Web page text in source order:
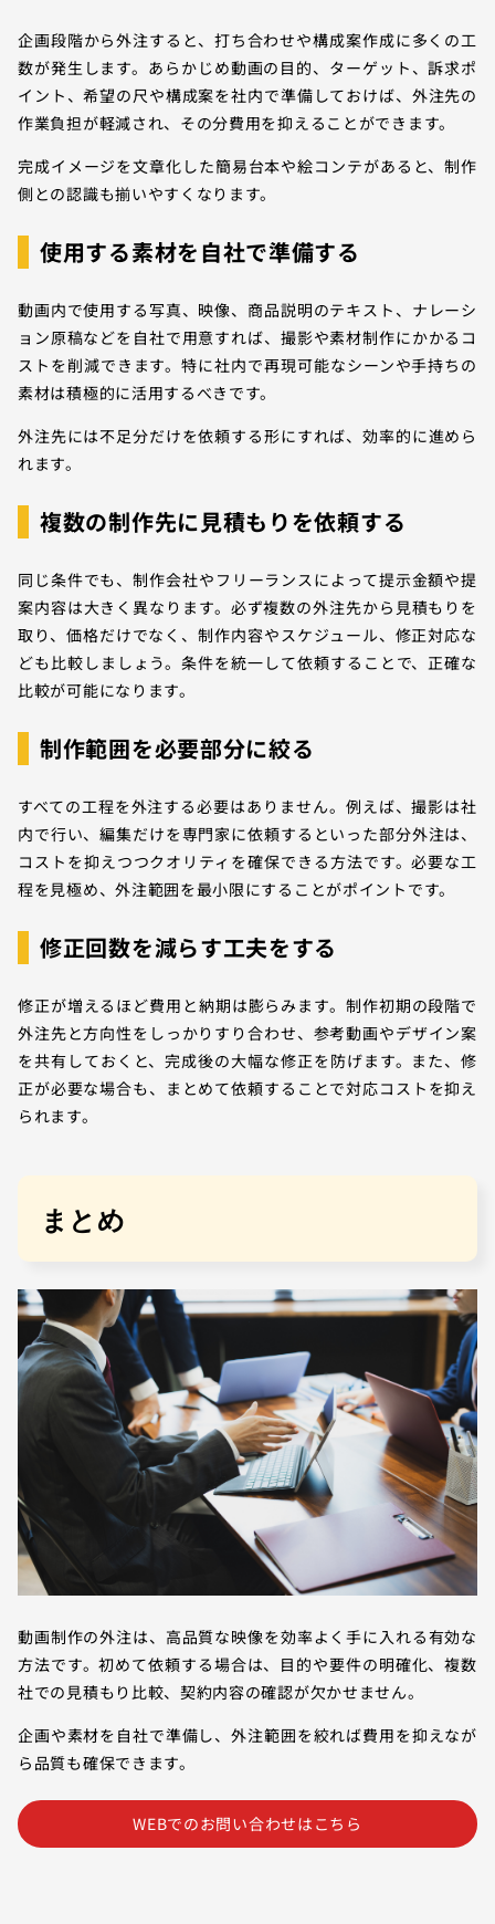
企画段階から外注すると、打ち合わせや構成案作成に多くの工
数が発生します。あらかじめ動画の目的、ターゲット、訴求ポ
イント、希望の尺や構成案を社内で準備しておけば、外注先の
作業負担が軽減され、その分費用を抑えることができます。
完成イメージを文章化した簡易台本や絵コンテがあると、制作
側との認識も揃いやすくなります。
使用する素材を自社で準備する
動画内で使用する写真、映像、商品説明のテキスト、ナレーシ
ョン原稿などを自社で用意すれば、撮影や素材制作にかかるコ
ストを削減できます。特に社内で再現可能なシーンや手持ちの
素材は積極的に活用するべきです。
外注先には不足分だけを依頼する形にすれば、効率的に進めら
れます。
複数の制作先に見積もりを依頼する
同じ条件でも、制作会社やフリーランスによって提示金額や提
案内容は大きく異なります。必ず複数の外注先から見積もりを
取り、価格だけでなく、制作内容やスケジュール、修正対応な
ども比較しましょう。条件を統一して依頼することで、正確な
比較が可能になります。
制作範囲を必要部分に絞る
すべての工程を外注する必要はありません。例えば、撮影は社
内で行い、編集だけを専門家に依頼するといった部分外注は、
コストを抑えつつクオリティを確保できる方法です。必要な工
程を見極め、外注範囲を最小限にすることがポイントです。
修正回数を減らす工夫をする
修正が増えるほど費用と納期は膨らみます。制作初期の段階で
外注先と方向性をしっかりすり合わせ、参考動画やデザイン案
を共有しておくと、完成後の大幅な修正を防げます。また、修
正が必要な場合も、まとめて依頼することで対応コストを抑え
られます。
まとめ
動画制作の外注は、高品質な映像を効率よく手に入れる有効な
方法です。初めて依頼する場合は、目的や要件の明確化、複数
社での見積もり比較、契約内容の確認が欠かせません。
企画や素材を自社で準備し、外注範囲を絞れば費用を抑えなが
ら品質も確保できます。
WEBでのお問い合わせはこちら